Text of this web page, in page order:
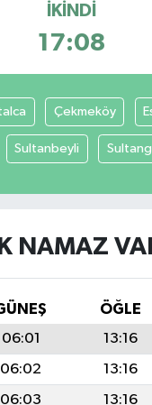
İKINDI
17:08
Çekmeköy
Sultanbeyli
NAMAZ
ÖĞLE
06:01 13:16
06:02 13:16
06:03 13:16